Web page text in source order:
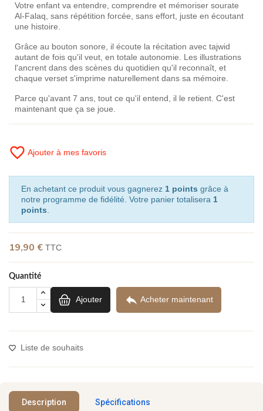
Votre enfant va entendre, comprendre et mémoriser sourate
Al-Falaq, sans répétition forcée, sans effort, juste en écoutant
une histoire.
Grâce au bouton sonore, il écoute la récitation avec tajwid
autant de fois qu'il veut, en totale autonomie. Les illustrations
l'ancrent dans des scènes du quotidien qu'il reconnaît, et
chaque verset s'imprime naturellement dans sa mémoire.
Parce qu'avant 7 ans, tout ce qu'il entend, il le retient. C'est
maintenant que ça se joue.
favorite_border Ajouter à mes favoris
En achetant ce produit vous gagnerez 1 points grâce à
notre programme de fidélité. Votre panier totalisera 1
points
19,90 € TTC
Quantité
Ajouter  Acheter maintenant
Liste de souhaits
Description Spécifications